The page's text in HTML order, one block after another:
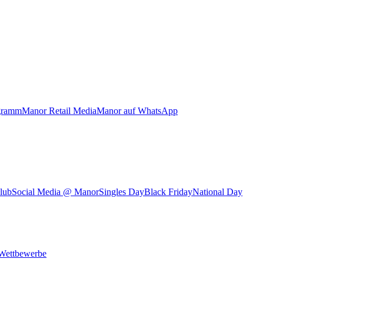
Manor Retail MediaManor auf WhatsApp
Social Media @ ManorSingles DayBlack FridayNational Day